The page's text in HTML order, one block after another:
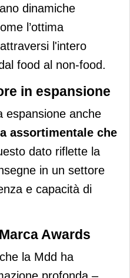
dinamiche
l’ottima
l'intero
food al non-food.
in espansione
espansione anche
assortimentale che
dato riflette la
in un settore
e capacità di
Awards
la Mdd ha